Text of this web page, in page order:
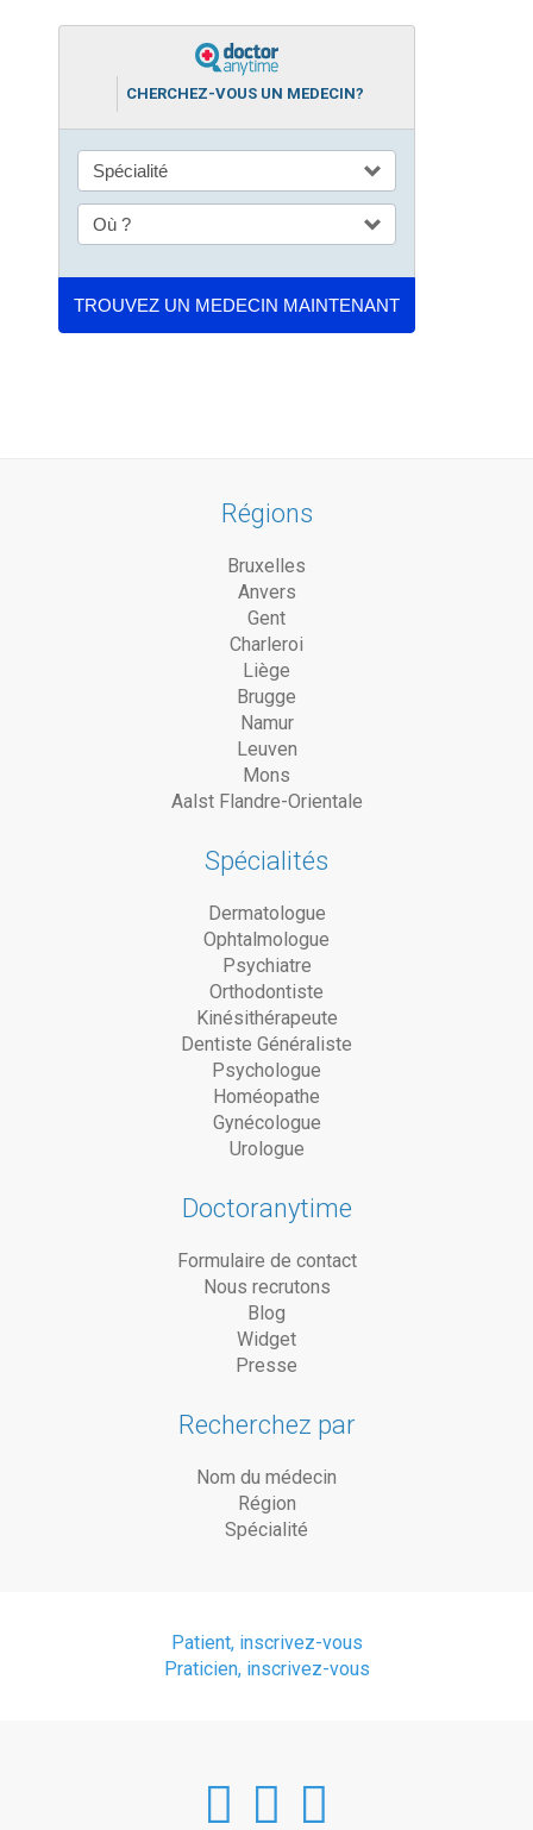
CHERCHEZ-VOUS UN MEDECIN?
Régions
Bruxelles
Anvers
Gent
Charleroi
Liège
Brugge
Namur
Leuven
Mons
Aalst Flandre-Orientale
Spécialités
Dermatologue
Ophtalmologue
Psychiatre
Orthodontiste
Kinésithérapeute
Dentiste Généraliste
Psychologue
Homéopathe
Gynécologue
Urologue
Doctoranytime
Formulaire de contact
Nous recrutons
Blog
Widget
Presse
Recherchez par
Nom du médecin
Région
Spécialité
Patient, inscrivez-vous
Praticien, inscrivez-vous